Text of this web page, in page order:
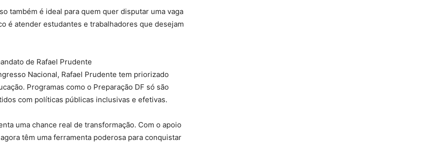
também é ideal para quem quer disputar uma vaga
é atender estudantes e trabalhadores que desejam
de Rafael Prudente
Nacional, Rafael Prudente tem priorizado
Programas como o Preparação DF só são
com políticas públicas inclusivas e efetivas.
uma chance real de transformação. Com o apoio
têm uma ferramenta poderosa para conquistar